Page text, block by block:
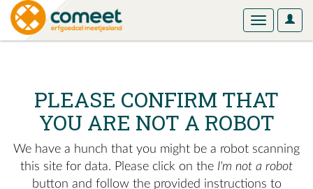
User
Toggle
PLEASE CONFIRM THAT
YOU ARE NOT A ROBOT
We have a hunch that you might be a robot scanning
this site for data. Please click on the I'm not a robot
button and follow the provided instructions to